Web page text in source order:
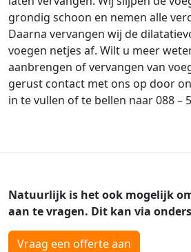
grondig schoon en nemen alle
Daarna vervangen wij de
voegen netjes af. Wilt u meer
aanbrengen of vervangen van
gerust contact met ons op door
in te vullen of te bellen naar 088 –
Natuurlijk is het ook mogelijk
aan te vragen. Dit kan via
Vraag een offerte aan